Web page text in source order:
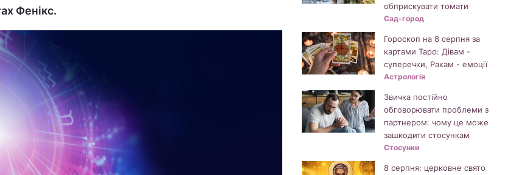
Фенікс.
обприскувати томати
Сад-город
Гороскоп на 8 серпня за
картами Таро: Дівам -
суперечки, Ракам - емоції
Астрологія
Звичка постійно
обговорювати проблеми з
партнером: чому це може
зашкодити стосункам
Стосунки
8 серпня: церковне свято